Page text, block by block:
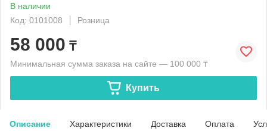
В наличии
Код: 0101008
Розница
58 000 ₸
Минимальная сумма заказа на сайте — 100 000 ₸
Купить
Описание Характеристики Доставка Оплата